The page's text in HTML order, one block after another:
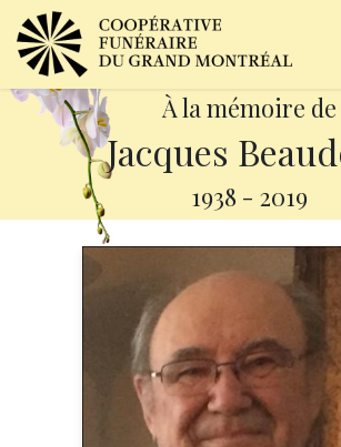
À la mémoire de
Jacques
1938 - 2019